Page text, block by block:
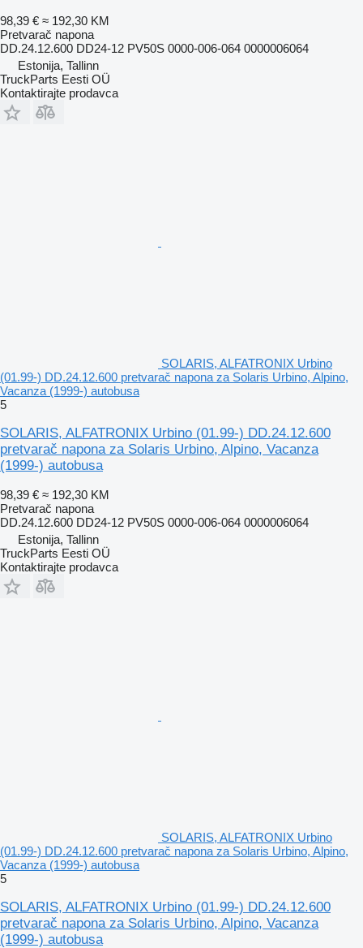
98,39 € ≈ 192,30 KM
Pretvarač napona
DD.24.12.600 DD24-12 PV50S 0000-006-064 0000006064
Estonija, Tallinn
TruckParts Eesti OÜ
Kontaktirajte prodavca
SOLARIS, ALFATRONIX Urbino
(01.99-) DD.24.12.600 pretvarač napona za Solaris Urbino, Alpino,
Vacanza (1999-) autobusa
5
SOLARIS, ALFATRONIX Urbino (01.99-) DD.24.12.600
pretvarač napona za Solaris Urbino, Alpino, Vacanza
(1999-) autobusa
98,39 € ≈ 192,30 KM
Pretvarač napona
DD.24.12.600 DD24-12 PV50S 0000-006-064 0000006064
Estonija, Tallinn
TruckParts Eesti OÜ
Kontaktirajte prodavca
SOLARIS, ALFATRONIX Urbino
(01.99-) DD.24.12.600 pretvarač napona za Solaris Urbino, Alpino,
Vacanza (1999-) autobusa
5
SOLARIS, ALFATRONIX Urbino (01.99-) DD.24.12.600
pretvarač napona za Solaris Urbino, Alpino, Vacanza
(1999-) autobusa